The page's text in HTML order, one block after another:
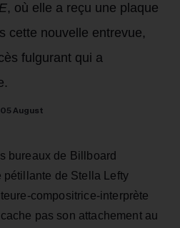
, où elle a reçu une plaque
cette nouvelle entrevue,
fulgurant qui a
05 August
bureaux de Billboard
de Stella Lefty
compositrice-interprète
pas son attachement au